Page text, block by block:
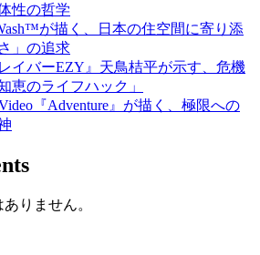
性の哲学
が描く、日本の住空間に寄り添
」の追求
イバーEZY』天鳥桔平が示す、危機
恵のライフハック」
『Adventure』が描く、極限への
りません。